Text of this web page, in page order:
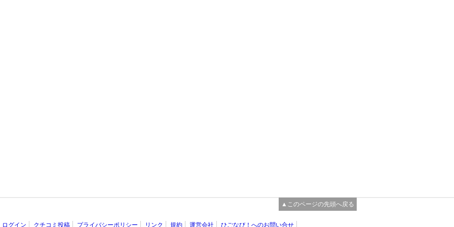
▲このページの先頭へ戻る
ログイン クチコミ投稿 プライバシーポリシー リンク 規約 運営会社 ひごなび！へのお問い合せ